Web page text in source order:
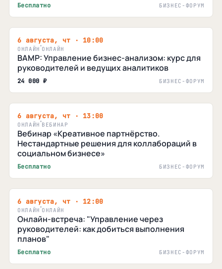
Бесплатно БИЗНЕС-ФОРУМ
6 августа, чт · 10:00
ОНЛАЙН ОНЛАЙН
BAMP: Управление бизнес-анализом: курс для
руководителей и ведущих аналитиков
24 000 ₽ БИЗНЕС-ФОРУМ
6 августа, чт · 13:00
ОНЛАЙН ВЕБИНАР
Вебинар «Креативное партнёрство.
Нестандартные решения для коллабораций в
социальном бизнесе»
Бесплатно БИЗНЕС-ФОРУМ
6 августа, чт · 12:00
ОНЛАЙН ОНЛАЙН
Онлайн-встреча: "Управление через
руководителей: как добиться выполнения
планов"
Бесплатно БИЗНЕС-ФОРУМ